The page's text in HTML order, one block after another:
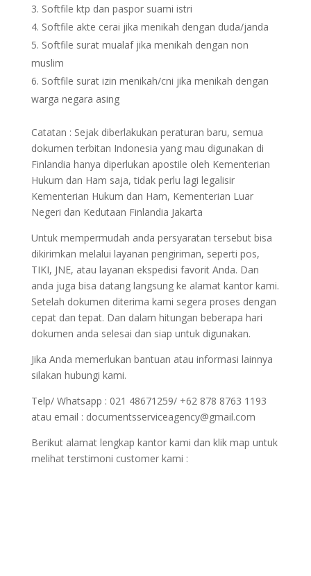
Softfile ktp dan paspor suami istri
Softfile akte cerai jika menikah dengan duda/janda
Softfile surat mualaf jika menikah dengan non
muslim
Softfile surat izin menikah/cni jika menikah dengan
warga negara asing
Catatan : Sejak diberlakukan peraturan baru, semua
dokumen terbitan Indonesia yang mau digunakan di
Finlandia hanya diperlukan apostile oleh Kementerian
Hukum dan Ham saja, tidak perlu lagi legalisir
Kementerian Hukum dan Ham, Kementerian Luar
Negeri dan Kedutaan Finlandia Jakarta
Untuk mempermudah anda persyaratan tersebut bisa
dikirimkan melalui layanan pengiriman, seperti pos,
TIKI, JNE, atau layanan ekspedisi favorit Anda. Dan
anda juga bisa datang langsung ke alamat kantor kami.
Setelah dokumen diterima kami segera proses dengan
cepat dan tepat. Dan dalam hitungan beberapa hari
dokumen anda selesai dan siap untuk digunakan.
Jika Anda memerlukan bantuan atau informasi lainnya
silakan hubungi kami.
Telp/ Whatsapp : 021 48671259/ +62 878 8763 1193
atau email : documentsserviceagency@gmail.com
Berikut alamat lengkap kantor kami dan klik map untuk
melihat terstimoni customer kami :